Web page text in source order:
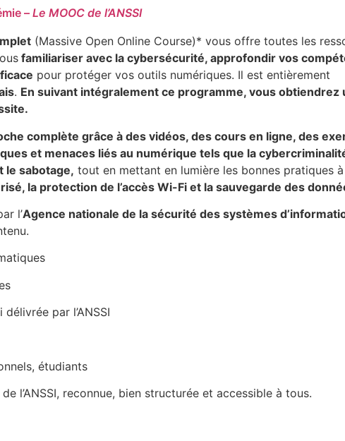
–Le MOOC de l’ANSSI
(Massive Open Online Course)* vous offre toutes les
familiariser avec la cybersécurité, approfondir vos
pour protéger vos outils numériques. Il est entièrement
. En suivant intégralement ce programme, vous obtiendrez
complète grâce à des vidéos, des cours en ligne, des
et menaces liés au numérique tels que la
le sabotage, tout en mettant en lumière les bonnes pratiques
la protection de l’accès Wi-Fi et la sauvegarde des
l’Agence nationale de la sécurité des systèmes
par l’ANSSI
étudiants
l’ANSSI, reconnue, bien structurée et accessible à tous.